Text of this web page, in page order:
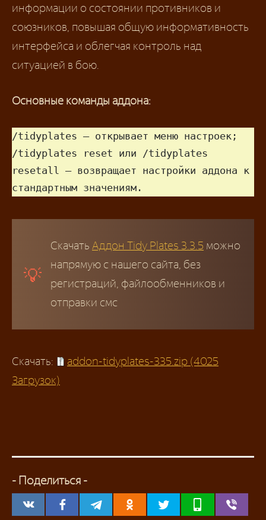
информации о состоянии противников и
союзников, повышая общую информативность
интерфейса и облегчая контроль над
ситуацией в бою.
Основные команды аддона:
/tidyplates — открывает меню настроек;
/tidyplates reset или /tidyplates
resetall — возвращает настройки аддона к
стандартным значениям.
Скачать Аддон Tidy Plates 3.3.5 можно
напрямую с нашего сайта, без
регистраций, файлообменников и
отправки смс
Скачать:
addon-tidyplates-335.zip (4025
Загрузок)
- Поделиться -